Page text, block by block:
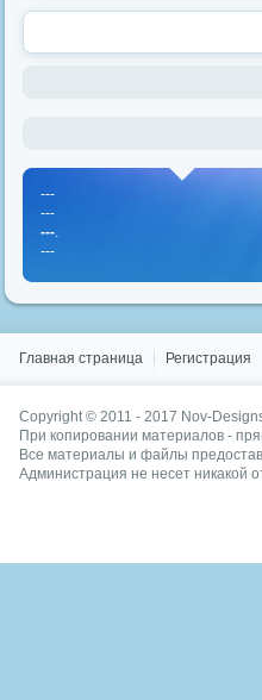
---
---
---.
---
Главная страница Регистрация
Copyright © 2011 - 2017 Nov-
При копировании материалов -
Все материалы и файлы
Администрация не несет никакой